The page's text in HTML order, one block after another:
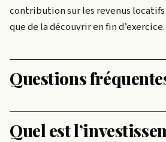
contribution sur les revenus
que de la découvrir en fin d’exercice.
Questions
Quel est